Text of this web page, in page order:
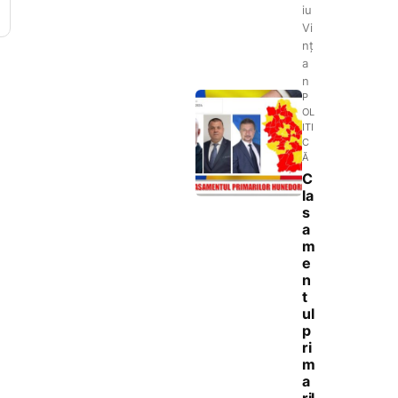
iu
Vi
nț
a
n
P
OL
ITI
C
Ă
C
la
s
a
m
e
n
t
ul
p
ri
m
a